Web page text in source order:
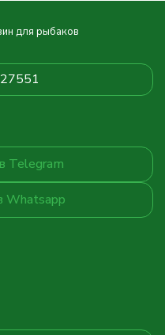
для рыбаков
Telegram
Whatsapp